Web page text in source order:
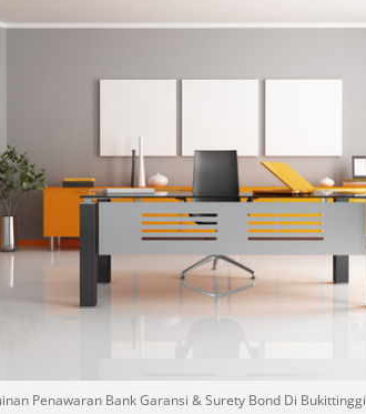
Penawaran Bank Garansi & Surety Bond Di Bukittinggi